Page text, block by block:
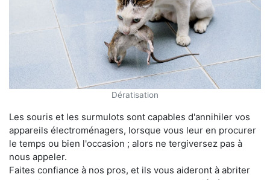
Dératisation
Les souris et les surmulots sont capables d'annihiler vos
appareils électroménagers, lorsque vous leur en procurer
le temps ou bien l'occasion ; alors ne tergiversez pas à
nous appeler.
Faites confiance à nos pros, et ils vous aideront à abriter